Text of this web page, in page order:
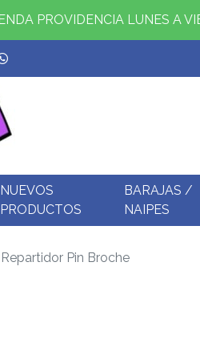
PROVIDENCIA LUNES A
NUEVOS
PRODUCTOS
BARAJAS /
NAIPES
Pin Broche